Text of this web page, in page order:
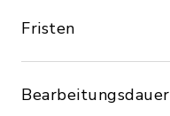
Fristen
Bearbeitungsdauer